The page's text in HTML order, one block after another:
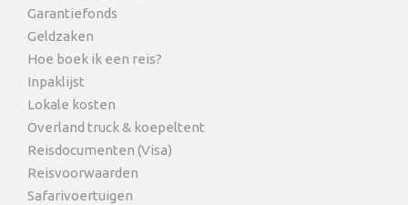
Garantiefonds
Geldzaken
Hoe boek ik een reis?
Inpaklijst
Lokale kosten
Overland truck & koepeltent
Reisdocumenten (Visa)
Reisvoorwaarden
Safarivoertuigen